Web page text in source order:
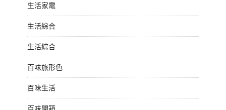
生活家電
生活綜合
生活綜合
百味旅形色
百味生活
百味開箱